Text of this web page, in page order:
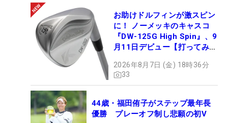
お助けドルフィンが激スピン
に！ ノーメッキのキャスコ
『DW-125G High Spin』、9
月11日デビュー【打ってみ
2026年8月7日 (金) 18時36分
33
44歳・福田侑子がステップ最年長
優勝 プレーオフ制し悲願の初V